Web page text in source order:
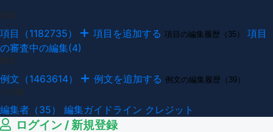
項目（1182735） 項目を追加する 項目の編集履歴（35）
項目
の審査中の編集(4)
例文（1463614） 例文を追加する 例文の編集履歴（39）
編集者（35） 編集ガイドライン クレジット
ログイン / 新規登録